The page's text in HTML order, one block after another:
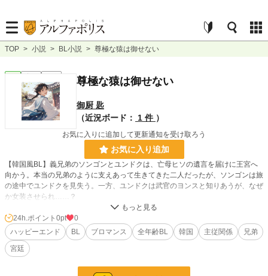
TOP > 小説 > BL小説 > 尊極な猿は御せない
尊極な猿は御せない
御厨 匙
（近況ボード：
1 件 ）
お気に入りに追加して更新通知を受け取ろう
お気に入り追加
【韓国風BL】義兄弟のソンゴンとユンドクは、亡母ヒソの遺言を届けに王宮へ
向かう。本当の兄弟のように支えあって生きてきた二人だったが、ソンゴンは旅
の途中でユンドクを見失う。一方、ユンドクは武官のヨンスと知りあうが、なぜ
か女装させられ……？
小説 228,584 位 / 228,584 件
BL
24h.ポイント 0pt
0
ハッピーエンド
BL ブロマンス 全年齢BL 韓国 主従関係
兄弟
宮廷